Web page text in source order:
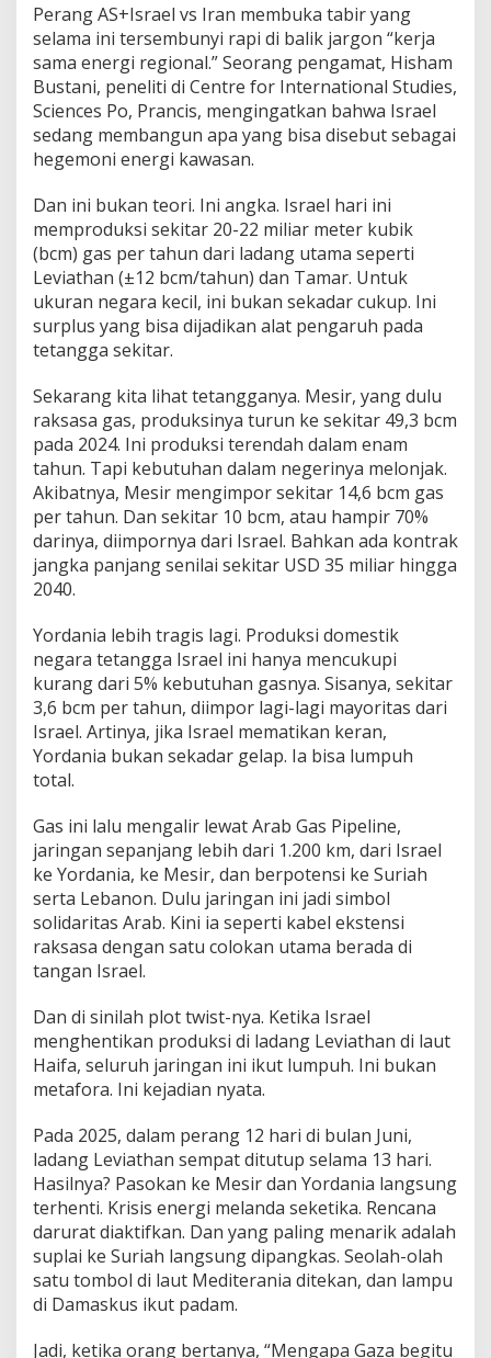
Perang AS+Israel vs Iran membuka tabir yang
selama ini tersembunyi rapi di balik jargon “kerja
sama energi regional.” Seorang pengamat, Hisham
Bustani, peneliti di Centre for International Studies,
Sciences Po, Prancis, mengingatkan bahwa Israel
sedang membangun apa yang bisa disebut sebagai
hegemoni energi kawasan.
Dan ini bukan teori. Ini angka. Israel hari ini
memproduksi sekitar 20-22 miliar meter kubik
(bcm) gas per tahun dari ladang utama seperti
Leviathan (±12 bcm/tahun) dan Tamar. Untuk
ukuran negara kecil, ini bukan sekadar cukup. Ini
surplus yang bisa dijadikan alat pengaruh pada
tetangga sekitar.
Sekarang kita lihat tetangganya. Mesir, yang dulu
raksasa gas, produksinya turun ke sekitar 49,3 bcm
pada 2024. Ini produksi terendah dalam enam
tahun. Tapi kebutuhan dalam negerinya melonjak.
Akibatnya, Mesir mengimpor sekitar 14,6 bcm gas
per tahun. Dan sekitar 10 bcm, atau hampir 70%
darinya, diimpornya dari Israel. Bahkan ada kontrak
jangka panjang senilai sekitar USD 35 miliar hingga
2040.
Yordania lebih tragis lagi. Produksi domestik
negara tetangga Israel ini hanya mencukupi
kurang dari 5% kebutuhan gasnya. Sisanya, sekitar
3,6 bcm per tahun, diimpor lagi-lagi mayoritas dari
Israel. Artinya, jika Israel mematikan keran,
Yordania bukan sekadar gelap. Ia bisa lumpuh
total.
Gas ini lalu mengalir lewat Arab Gas Pipeline,
jaringan sepanjang lebih dari 1.200 km, dari Israel
ke Yordania, ke Mesir, dan berpotensi ke Suriah
serta Lebanon. Dulu jaringan ini jadi simbol
solidaritas Arab. Kini ia seperti kabel ekstensi
raksasa dengan satu colokan utama berada di
tangan Israel.
Dan di sinilah plot twist-nya. Ketika Israel
menghentikan produksi di ladang Leviathan di laut
Haifa, seluruh jaringan ini ikut lumpuh. Ini bukan
metafora. Ini kejadian nyata.
Pada 2025, dalam perang 12 hari di bulan Juni,
ladang Leviathan sempat ditutup selama 13 hari.
Hasilnya? Pasokan ke Mesir dan Yordania langsung
terhenti. Krisis energi melanda seketika. Rencana
darurat diaktifkan. Dan yang paling menarik adalah
suplai ke Suriah langsung dipangkas. Seolah-olah
satu tombol di laut Mediterania ditekan, dan lampu
di Damaskus ikut padam.
Jadi, ketika orang bertanya, “Mengapa Gaza begitu